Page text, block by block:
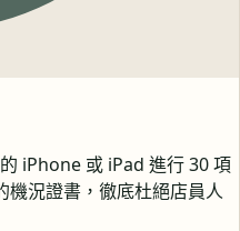
iPhone 或 iPad 進行 30 項
機況證書，徹底杜絕店員人